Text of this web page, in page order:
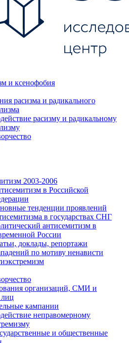
и ксенофобия
расизма и радикального
расизму и радикальному
2003-2006
в Российской
тенденции проявлений
в государствах СНГ
антисемитизм в
России
доклады, репортажи
по мотиву ненависти
организаций, СМИ и
кампании
неправомерному
и общественные